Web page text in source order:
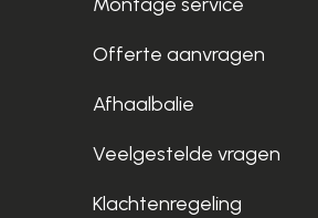
Offerte aanvragen
Afhaalbalie
Veelgestelde vragen
Klachtenregeling